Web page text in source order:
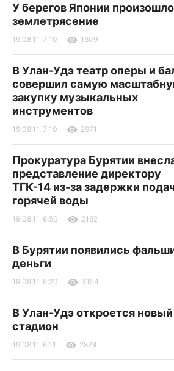
У берегов Японии
землетрясение
19.08.11, 7:10 1609
В Улан-Удэ театр оперы и
совершил самую
закупку музыкальных
инструментов
19.08.11, 7:10 2971
Прокуратура Бурятии
представление директору
ТГК-14 из-за задержки
горячей воды
19.08.11, 6:50 2162
В Бурятии появились
деньги
19.08.11, 6:20 3154
В Улан-Удэ откроется новый
стадион
19.08.11, 6:11 2824